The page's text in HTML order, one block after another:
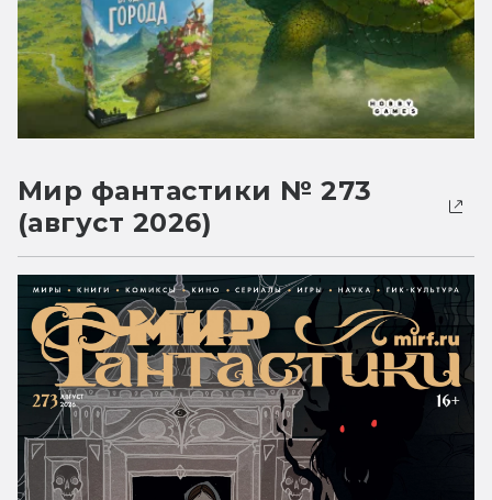
Мир фантастики № 273
(август 2026)